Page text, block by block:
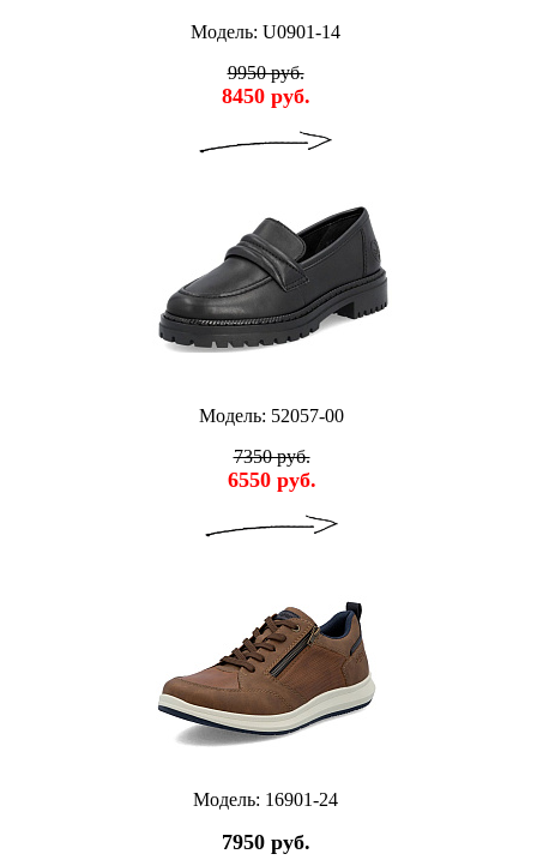
Модель: U0901-14
9950 руб.
8450 руб.
Модель: 52057-00
7350 руб.
6550 руб.
Модель: 16901-24
7950 руб.